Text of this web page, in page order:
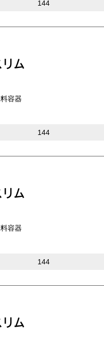
144
ム
容器
144
ム
容器
144
ム